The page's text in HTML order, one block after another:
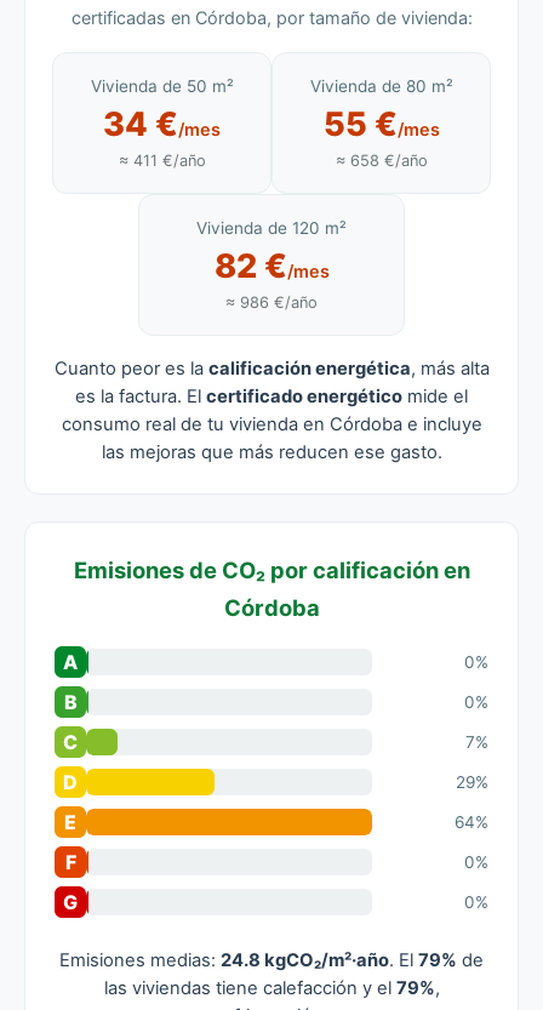
certificadas en Córdoba, por tamaño de vivienda:
Vivienda de 50 m²
34 €/mes
≈ 411 €/año
Vivienda de 80 m²
55 €/mes
≈ 658 €/año
Vivienda de 120 m²
82 €/mes
≈ 986 €/año
Cuanto peor es la calificación energética, más alta
es la factura. El certificado energético mide el
consumo real de tu vivienda en Córdoba e incluye
las mejoras que más reducen ese gasto.
Emisiones de CO₂ por calificación en
Córdoba
A 0%
B 0%
C 7%
D 29%
E 64%
F 0%
G 0%
Emisiones medias: 24.8 kgCO₂/m²·año. El 79% de
las viviendas tiene calefacción y el 79%,